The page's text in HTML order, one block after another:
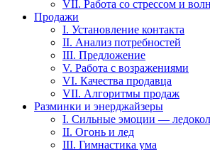
VII. Работа со стрессом и
Продажи
I. Установление контакта
II. Анализ потребностей
III. Предложение
V. Работа с возражениями
VI. Качества продавца
VII. Алгоритмы продаж
Разминки и энерджайзеры
I. Сильные эмоции —
II. Огонь и лед
III. Гимнастика ума